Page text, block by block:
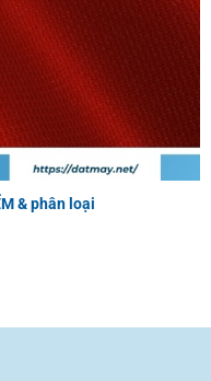
& phân loại